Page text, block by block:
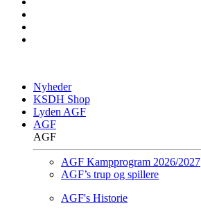
Nyheder
KSDH Shop
Lyden AGF
AGF
AGF
AGF Kampprogram 2026/2027
AGF’s trup og spillere
AGF's Historie